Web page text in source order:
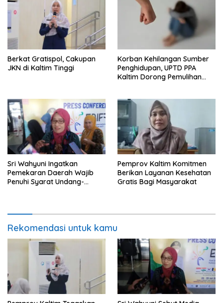
Berkat Gratispol, Cakupan
JKN di Kaltim Tinggi
Korban Kehilangan Sumber
Penghidupan, UPTD PPA
Kaltim Dorong Pemulihan
Sri Wahyuni Ingatkan
Pemekaran Daerah Wajib
Penuhi Syarat Undang-
Pemprov Kaltim Komitmen
Berikan Layanan Kesehatan
Gratis Bagi Masyarakat
Rekomendasi untuk kamu